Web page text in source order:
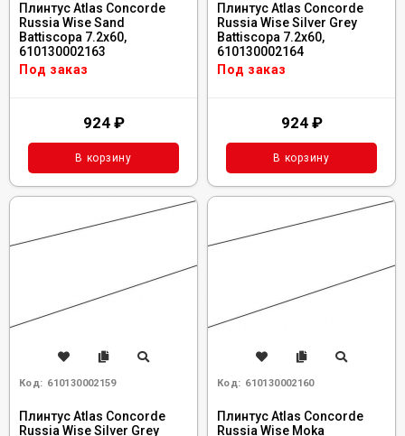
Плинтус Atlas Concorde
Russia Wise Sand
Battiscopa 7.2x60,
610130002163
Под заказ
924 ₽
В корзину
Плинтус Atlas Concorde
Russia Wise Silver Grey
Battiscopa 7.2x60,
610130002164
Под заказ
924 ₽
В корзину
Код: 610130002159
Плинтус Atlas Concorde
Russia Wise Silver Grey
Код: 610130002160
Плинтус Atlas Concorde
Russia Wise Moka